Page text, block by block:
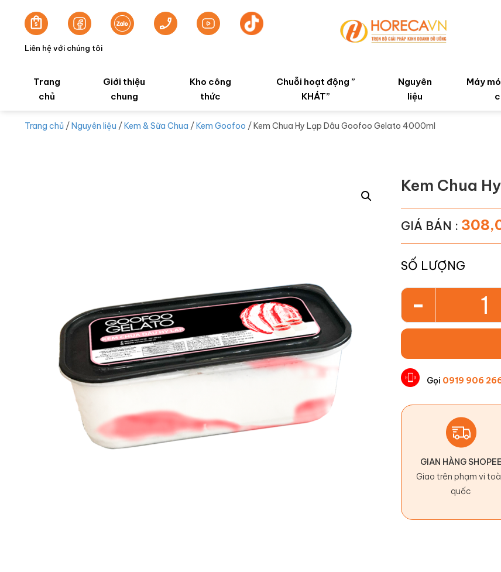
Liên hệ với chúng tôi
Trang
chủ
Giới thiệu
chung
Kho công
thức
Chuỗi hoạt động ”
KHÁT”
Nguyên
liệu
Máy
Trang chủ /Nguyên liệu /Kem & Sữa Chua /Kem Goofoo / Kem Chua Hy Lạp Dâu Goofoo Gelato 4000ml
Kem Chua
GIÁ BÁN :
SỐ LƯỢNG
-
Gọi 0919 906
GIAN HÀNG SHOPEE
Giao trên phạm vi
quốc